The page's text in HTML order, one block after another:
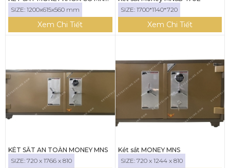
SIZE: 1200x615x560 mm
Xem Chi Tiết
SIZE: 1700*1140*720
Xem Chi Tiết
KÉT SẮT AN TOÀN MONEY MNS
SIZE: 720 x 1766 x 810
Két sắt MONEY MNS
SIZE: 720 x 1244 x 810